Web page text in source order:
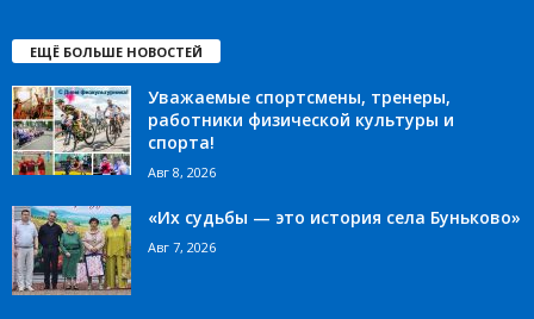
ЕЩЁ БОЛЬШЕ НОВОСТЕЙ
Уважаемые спортсмены, тренеры,
работники физической культуры и
спорта!
Авг 8, 2026
«Их судьбы — это история села Буньково»
Авг 7, 2026